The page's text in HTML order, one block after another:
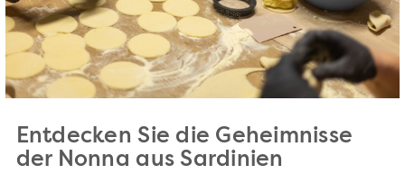
Entdecken Sie die Geheimnisse
der Nonna aus Sardinien